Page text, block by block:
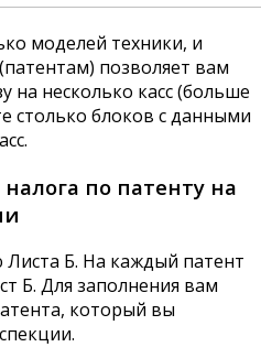
моделей техники, и
позволяет вам
на несколько касс (больше
столько блоков с данными
по патенту на
Б. На каждый патент
Б. Для заполнения вам
который вы